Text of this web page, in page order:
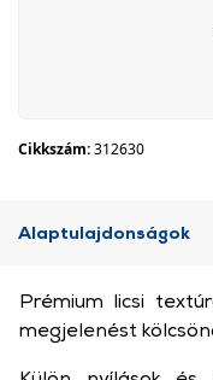
Cikkszám:312630
Alaptulajdonságok
Prémium licsi
megjelenést